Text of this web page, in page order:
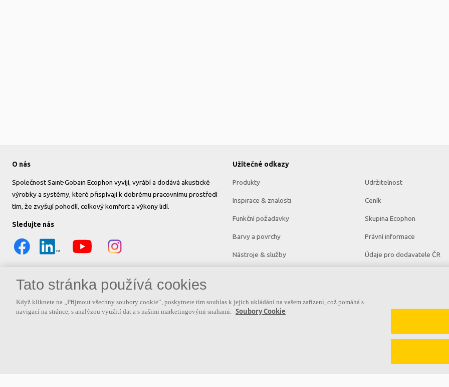
O nás
Společnost Saint-Gobain Ecophon vyvíjí, vyrábí a dodává akustické
výrobky a systémy, které přispívají k dobrému pracovnímu prostředí
tím, že zvyšují pohodlí, celkový komfort a výkony lidí.
Sledujte nás
Užitečné odkazy
Produkty
Inspirace & znalosti
Funkční požadavky
Barvy a povrchy
Nástroje & služby
Udržitelnost
Ceník
Skupina Ecophon
Právní informace
Údaje pro dodavatele ČR
Tato stránka používá cookies
Když kliknete na „Přijmout všechny soubory cookie“, poskytnete tím souhlas k jejich ukládání na vašem zařízení, což pomáhá s
navigací na stránce, s analýzou využití dat a s našimi marketingovými snahami. Soubory Cookie